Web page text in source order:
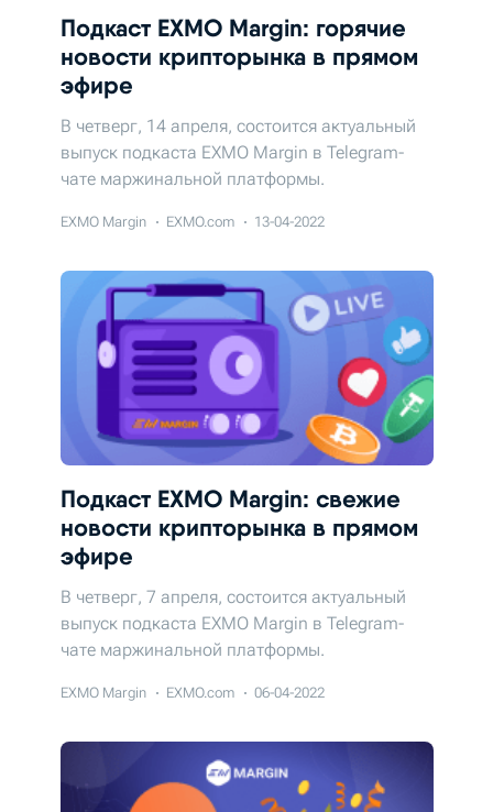
Подкаст EXMO Margin: горячие
новости крипторынка в прямом
эфире
В четверг, 14 апреля, состоится актуальный
выпуск подкаста EXMO Margin в Telegram-
чате маржинальной платформы.
EXMO Margin EXMO.com 13-04-2022
Подкаст EXMO Margin: свежие
новости крипторынка в прямом
эфире
В четверг, 7 апреля, состоится актуальный
выпуск подкаста EXMO Margin в Telegram-
чате маржинальной платформы.
EXMO Margin EXMO.com 06-04-2022